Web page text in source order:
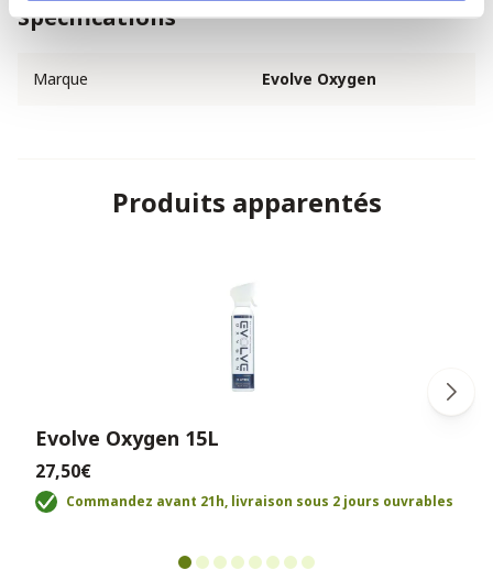
Spécifications
Marque Evolve Oxygen
Produits apparentés
Evolve Oxygen 15L
27,50€
Commandez avant 21h, livraison sous 2 jours ouvrables